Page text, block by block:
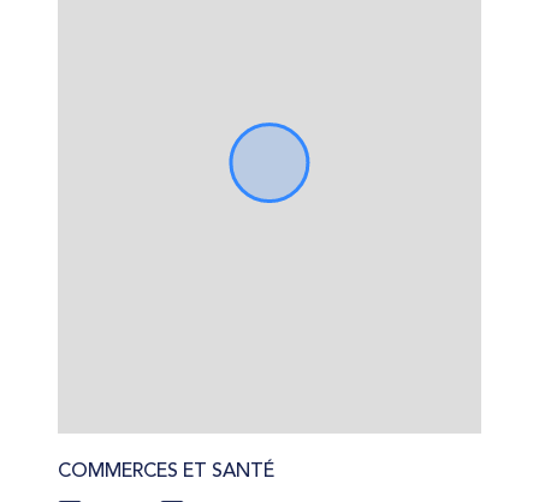
COMMERCES ET SANTÉ